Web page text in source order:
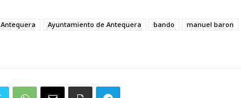
Antequera Ayuntamiento de Antequera bando
manuel baron